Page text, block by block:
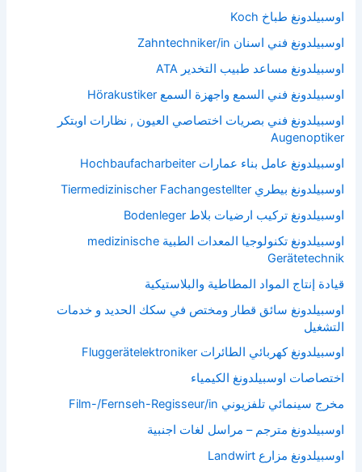
اوسبيلدونغ طباخ Koch
اوسبيلدونغ فني اسنان Zahntechniker/in
اوسبيلدونغ مساعد طبيب التخدير ATA
اوسبيلدونغ فني السمع واجهزة السمع Hörakustiker
اوسبيلدونغ فني بصريات اختصاصي العيون , نظارات اوبتكر
Augenoptiker
اوسبيلدونغ عامل بناء عمارات Hochbaufacharbeiter
اوسبيلدونغ بيطري Tiermedizinischer Fachangestellter
اوسبيلدونغ تركيب ارضيات بلاط Bodenleger
اوسبيلدونغ تكنولوجيا المعدات الطبية medizinische
Gerätetechnik
قيادة إنتاج المواد المطاطية والبلاستيكية
اوسبيلدونغ سائق قطار ومختص في سكك الحديد و خدمات
التشغيل
اوسبيلدونغ كهربائي الطائرات Fluggerätelektroniker
اختصاصات اوسبيلدونغ الكيمياء
مخرج سينمائي تلفزيوني Film-/Fernseh-Regisseur/in
اوسبيلدونغ مترجم – مراسل لغات اجنبية
اوسبيلدونغ مزارع Landwirt